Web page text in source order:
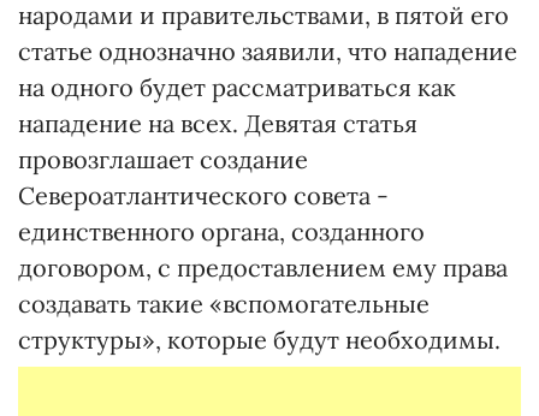
народами и правительствами, в пятой его
статье однозначно заявили, что нападение
на одного будет рассматриваться как
нападение на всех. Девятая статья
провозглашает создание
Североатлантического совета -
единственного органа, cозданного
договором, с предоставлением ему права
создавать такие «вспомогательные
структуры», которые будут необходимы.